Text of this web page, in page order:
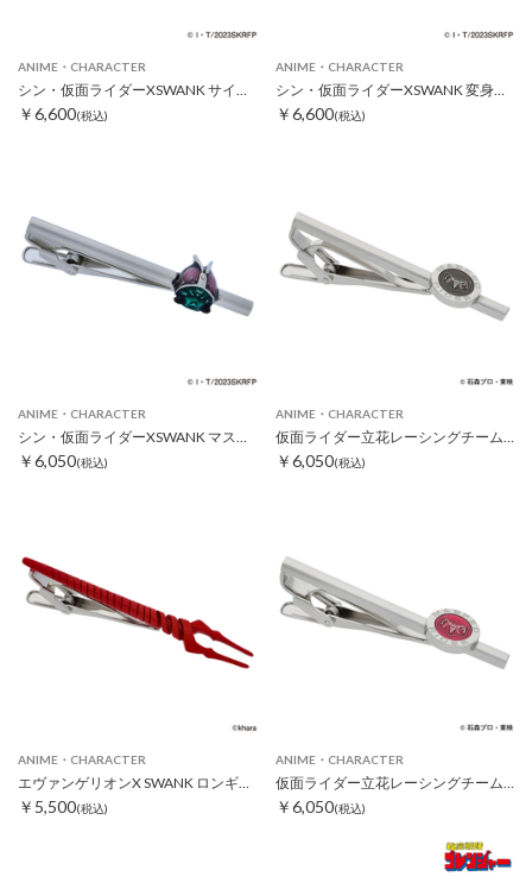
ANIME・CHARACTER
シン・仮面ライダーXSWANK サイクロン号タイピン
￥6,600(税込)
ANIME・CHARACTER
シン・仮面ライダーXSWANK 変身ポーズタイピン
￥6,600(税込)
ANIME・CHARACTER
￥6,050(税込)
ANIME・CHARACTER
￥6,050(税込)
ANIME・CHARACTER
エヴァンゲリオンX SWANK ロンギヌスの槍タイピン レッド
￥5,500(税込)
ANIME・CHARACTER
仮面ライダー立花レーシングチームタイピン レッド
￥6,050(税込)